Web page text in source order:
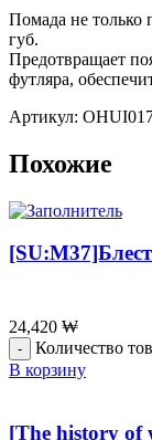
Помада не только
губ.
Предотвращает
футляра,
Артикул:
Похожие
24,420 ₩
Количество
В корзину
[The history of